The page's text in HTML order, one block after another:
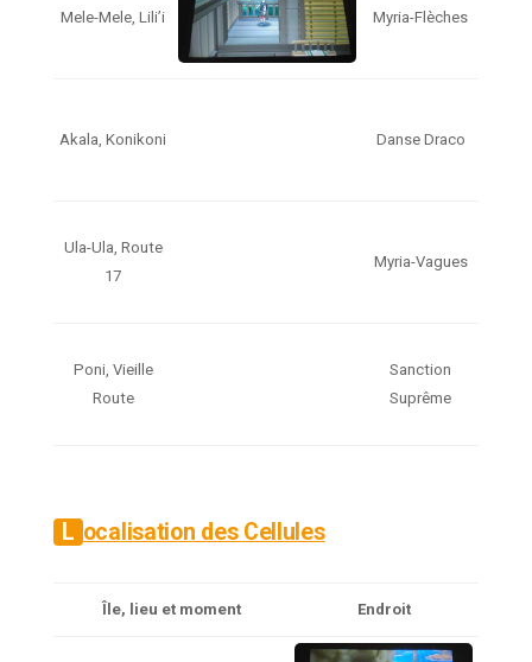
Mele-Mele, Lili’i Myria-Flèches
Akala, Konikoni Danse Draco
Ula-Ula, Route
17
Myria-Vagues
Poni, Vieille
Route
Sanction
Suprême
Localisation des Cellules
Île, lieu et moment Endroit